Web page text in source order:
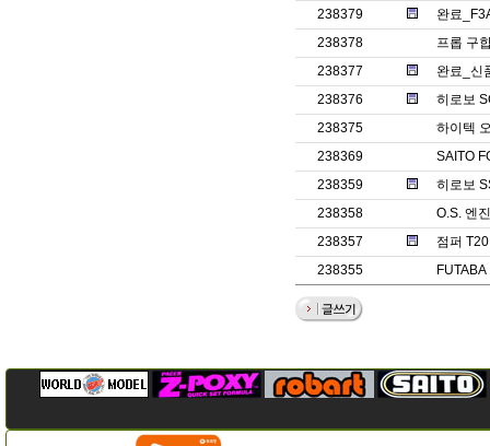
238379
완료
238378
프롭 구
238377
완료_신
238376
히로보
238375
하이텍
238369
SAITO
238359
히로보
238358
O.S. 엔
238357
점퍼
238355